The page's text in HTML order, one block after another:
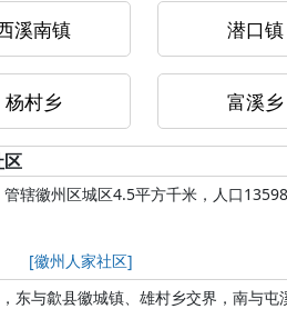
溪南镇 潜口镇
杨村乡 富溪乡
辖徽州区城区4.5平方千米，人口
[徽州人家社区]
东与歙县徽城镇、雄村乡交界，南与屯